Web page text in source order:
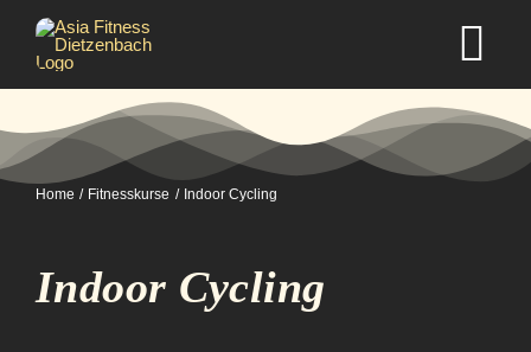
Inhalt
springen
Kurse
Home Fitnesskurse Indoor Cycling
Indoor Cycling